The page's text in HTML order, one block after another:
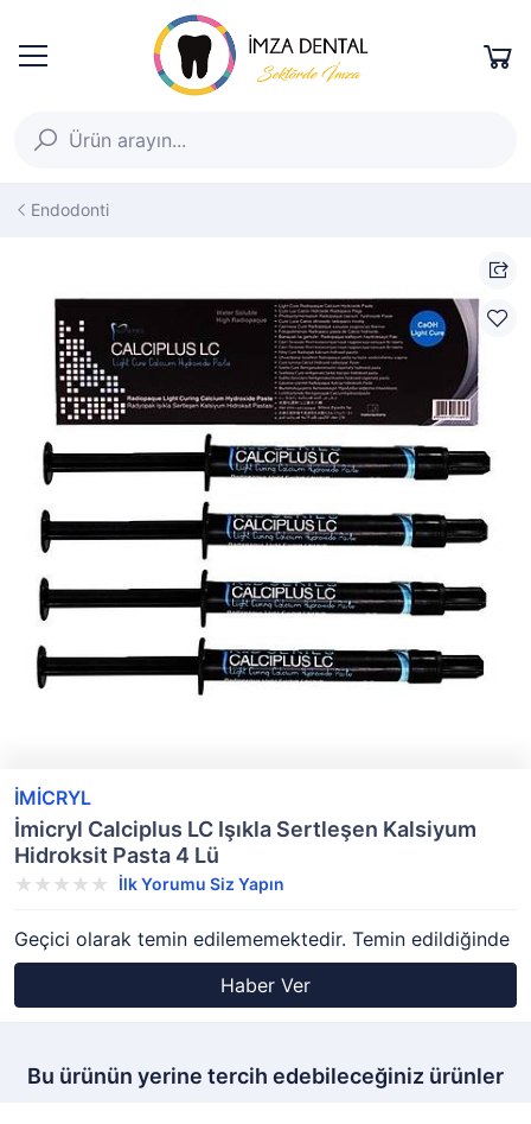
Endodonti
İMİCRYL
İmicryl Calciplus LC Işıkla Sertleşen Kalsiyum
Hidroksit Pasta 4 Lü
İlk Yorumu Siz Yapın
Geçici olarak temin edilememektedir. Temin edildiğinde
Haber Ver
Bu ürünün yerine tercih edebileceğiniz ürünler